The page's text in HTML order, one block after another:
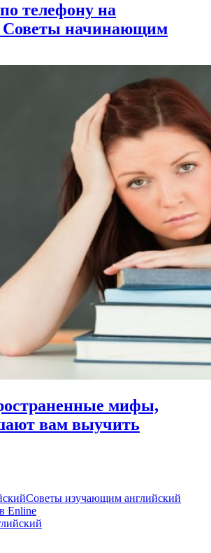
телефону на
Советы начинающим
мифы,
вам выучить
Советы изучающим английский
Enline